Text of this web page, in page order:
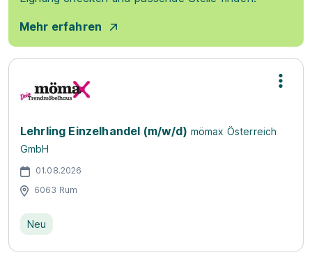
Mehr erfahren
Lehrling Einzelhandel (m/w/d) mömax Österreich
GmbH
01.08.2026
6063 Rum
Neu